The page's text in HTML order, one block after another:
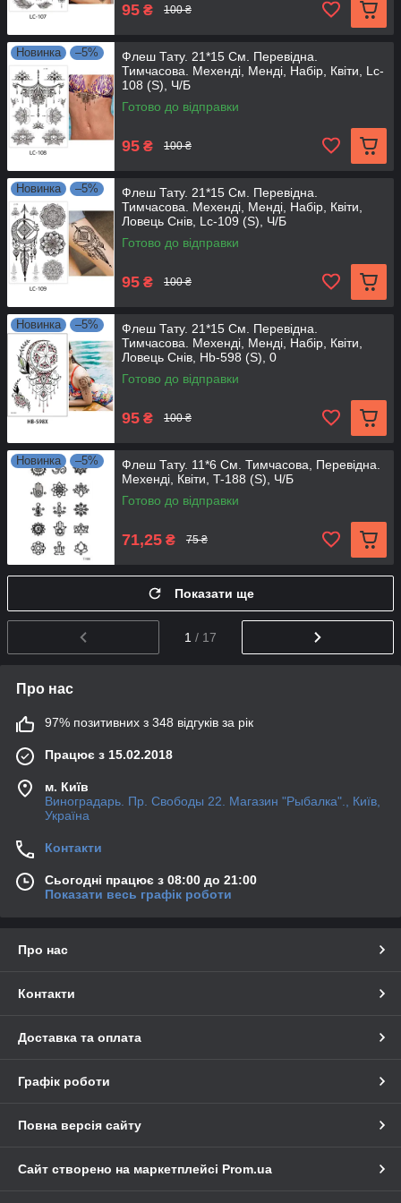
95 ₴ 100 ₴
Новинка –5%
Флеш Тату. 21*15 См. Перевідна.
Тимчасова. Мехенді, Менді, Набір, Квіти, Lc-
108 (S), Ч/Б
Готово до відправки
95 ₴ 100 ₴
Новинка –5%
Флеш Тату. 21*15 См. Перевідна.
Тимчасова. Мехенді, Менді, Набір, Квіти,
Ловець Снів, Lc-109 (S), Ч/Б
Готово до відправки
95 ₴ 100 ₴
Новинка –5%
Флеш Тату. 21*15 См. Перевідна.
Тимчасова. Мехенді, Менді, Набір, Квіти,
Ловець Снів, Hb-598 (S), 0
Готово до відправки
95 ₴ 100 ₴
Новинка –5%
Флеш Тату. 11*6 См. Тимчасова, Перевідна.
Мехенді, Квіти, T-188 (S), Ч/Б
Готово до відправки
71,25 ₴ 75 ₴
Показати ще
1 / 17
Про нас
97% позитивних з 348 відгуків за рік
Працює з 15.02.2018
м. Київ
Виноградарь. Пр. Свободы 22. Магазин "Рыбалка"., Київ,
Україна
Контакти
Сьогодні працює з 08:00 до 21:00
Показати весь графік роботи
Про нас
Контакти
Доставка та оплата
Графік роботи
Повна версія сайту
Сайт створено на маркетплейсі Prom.ua